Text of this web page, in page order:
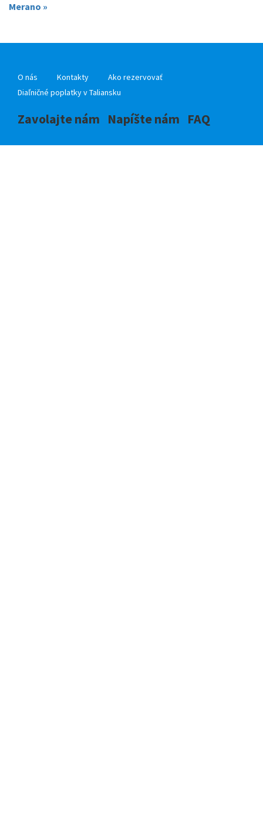
Merano »
O nás Kontakty
Ako rezervovať
Diaľničné poplatky v Taliansku
Zavolajte nám Napíšte nám FAQ